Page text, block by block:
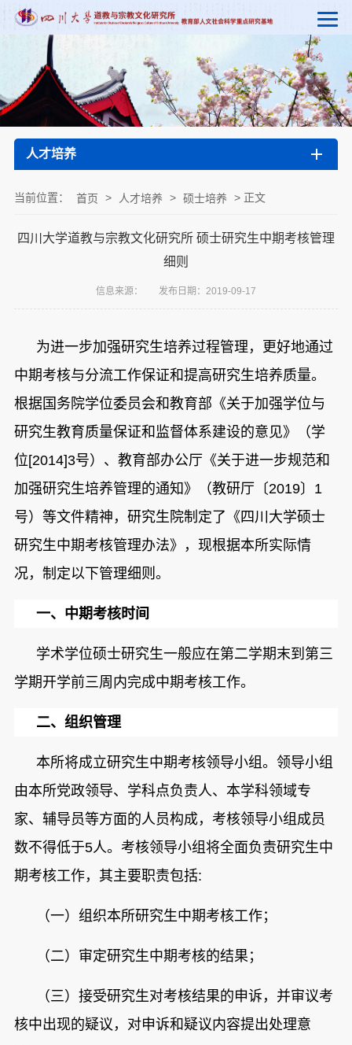
人才培养
当前位置： 首页 > 人才培养 > 硕士培养 > 正文
四川大学道教与宗教文化研究所 硕士研究生中期考核管理
细则
信息来源： 发布日期：2019-09-17
为进一步加强研究生培养过程管理，更好地通过
中期考核与分流工作保证和提高研究生培养质量。
根据国务院学位委员会和教育部 《关于加强学位与
研究生教育质量保证和监督体系建设的意见》（学
位[2014]3号）、教育部办公厅《关于进一步规范和
加强研究生培养管理的通知》（教研厅〔2019〕1
号）等文件精神，研究生院制定了《四川大学硕士
研究生中期考核管理办法》，现根据本所实际情
况，制定以下管理细则。
一、 中期考核时间
学术学位硕士研究生一般应在第二学期末到第三
学期开学前三周内完成中期考核工作。
二、 组织管理
本所将成立研究生中期考核领导小组。 领导小组
由本所党政领导、学科点负责人、本学科领域专
家、辅导员等方面的人员构成，考核领导小组成员
数不得低于5人。考核领导小组将全面负责研究生中
期考核工作，其主要职责包括:
（一）组织本所研究生中期考核工作；
（二）审定研究生中期考核的结果；
（三）接受研究生对考核结果的申诉，并审议考
核中出现的疑议，对申诉和疑议内容提出处理意